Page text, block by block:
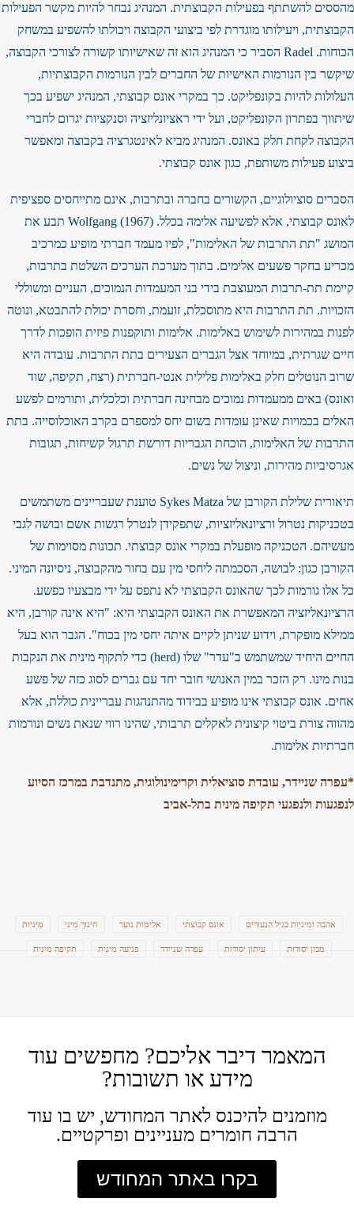
מהססים להשתתף בפעילות הקבוצתית. המנהיג נבחר להיות מקשר הפעילות
הקבוצתית, ויעילותו מוגדרת לפי ביצועי הקבוצה ויכולתו להשפיע במשחק
הכוחות. Radel הסביר כי המנהיג הוא זה שאישיותו קשורה לצורכי הקבוצה,
שיקשר בין הנורמות האישיות של החברים לבין הנורמות הקבוצתיות,
העלולות להיות בקונפליקט. כך במקרי אונס קבוצתי, המנהיג ישפיע בכך
שיתווך בפתרון הקונפליקט, ועל ידי ראציונליזציה וסנקציות יגרום לחברי
הקבוצה לקחת חלק באונס. המנהיג מביא לאינטגרציה בקבוצה ומאפשר
ביצוע פעילות משותפת, כגון אונס קבוצתי.
הסברים סוציולוגיים, הקשורים בחברה ובתרבות, אינם מתייחסים ספציפית
לאונס קבוצתי, אלא לפשיעה אלימה בכלל. Wolfgang (1967) תבע את
המושג "תת התרבות של האלימות", לפיו מעמד חברתי מופיע כמרכיב
מכריע בחקר פשעים אלימים. בתוך מערכת הערכים השלטת בתרבות,
קיימת תת-תרבות המעוצבת בידי בני המעמדות הנמוכים, העניים ומשוללי
הזכויות. תת התרבות היא מתוסכלת, זועמת, וחסרת יכולת להתבטא, ונוטה
לפנות במהירות לשימוש באלימות. אלימות ותוקפנות פיזית הופכות לדרך
חיים שגרתית, במיוחד אצל הגברים הצעירים בתת התרבות. עובדה היא
שרוב הנוטלים חלק באלימות פלילית אנטי-חברתית (רצח, תקיפה, שוד
ואונס) באים ממעמדות נמוכים מבחינה חברתית וכלכלית, ותורמים לפשע
האלים בכמויות שאינן עומדות בשום יחס למספרם בקרב האוכלוסייה. בתת
התרבות של האלימות, הוכחת הגבריות דורשת תרגול קשיחות, תגובות
אגרסיביות מהירות, וניצול של נשים.
תיאורית שלילת הקורבן של Sykes Matza טוענת שעבריינים משתמשים
בטכניקות נטרול ורציונאליזציות, שתפקידן לנטרל רגשות אשם ובושה לגבי
מעשיהם. הטכניקה מופעלת במקרי אונס קבוצתי. תכונות מסוימות של
הקורבן כגון: לבושה, הסכמתה ליחסי מין עם בחור מהקבוצה, ניסיונה המיני.
כל אלו גורמות לכך שהאונס הקבוצתי לא נתפס על ידי מבצעיו כפשע.
הרציונאליזציה המאפשרת את האונס הקבוצתי היא: "היא אינה קורבן, היא
ממילא מופקרת, וידוע שניתן לקיים איתה יחסי מין בכוח". הגבר הוא בעל
החיים היחיד שמשתמש ב"עדר" שלו (herd) כדי לתקוף מינית את הנקבות
בנות מינו. רק הזכר במין האנושי חובר יחד עם גברים לסוג כזה של פשע
אחים. אונס קבוצתי אינו מופיע בבידוד מהתנהגות עבריינית כוללת, אלא
מהווה צורת ביטוי קיצונית לאקלים תרבותי, שהינו רווי שנאת נשים ונורמות
חברתיות אלימות.
*עפרה שניידר, עובדת סוציאלית וקרימינולוגית, מתנדבת במרכז הסיוע
לנפגעות ולנפגעי תקיפה מינית בתל-אביב
אהבה ומיניות בגיל הנעורים אונס קבוצתי אלימות נוער חינוך מיני מיניות
מכון יסודות עיתון יסודות עפרה שניידר פגיעה מינית תקיפה מינית
המאמר דיבר אליכם? מחפשים עוד
מידע או תשובות?
מוזמנים להיכנס לאתר המחודש, יש בו עוד
הרבה חומרים מעניינים ופרקטיים.
בקרו באתר המחודש